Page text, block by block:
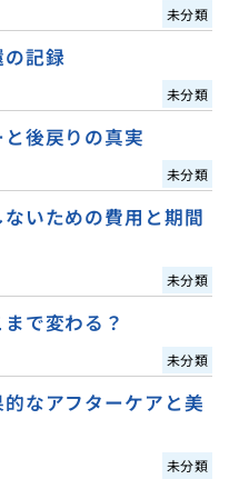
未分類
記録
未分類
後戻りの真実
未分類
いための費用と期間
未分類
で変わる？
未分類
なアフターケアと美
未分類